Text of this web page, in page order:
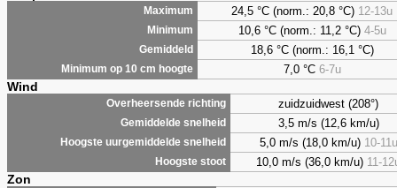
Maximum 24,5 °C (norm.: 20,8 °C) 12-13u
Minimum 10,6 °C (norm.: 11,2 °C) 4-5u
Gemiddeld 18,6 °C (norm.: 16,1 °C)
Minimum op 10 cm hoogte 7,0°C 6-7u
Wind
Overheersende richting zuidzuidwest (208°)
Gemiddelde snelheid 3,5 m/s (12,6 km/u)
Hoogste uurgemiddelde snelheid 5,0 m/s (18,0 km/u) 10-11u
Hoogste stoot 10,0 m/s (36,0 km/u) 11-
Zon